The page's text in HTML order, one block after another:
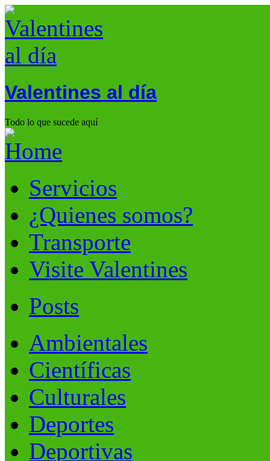
Valentines al día
Todo lo que sucede aquí
Servicios
¿Quienes somos?
Transporte
Visite Valentines
Posts
Ambientales
Científicas
Culturales
Deportes
Deportivas